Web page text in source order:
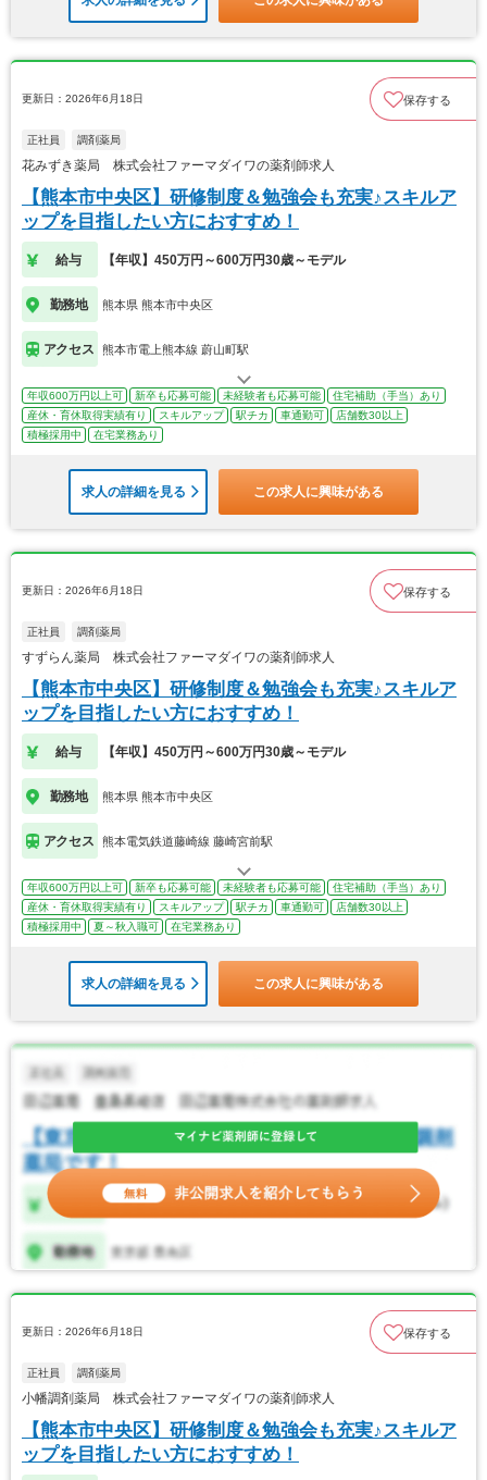
更新日：2026年6月18日 保存する
正社員 調剤薬局
花みずき薬局 株式会社ファーマダイワの薬剤師求人
【熊本市中央区】研修制度＆勉強会も充実♪スキルア
ップを目指したい方におすすめ！
給与 【年収】450万円～600万円30歳～モデル
勤務地 熊本県 熊本市中央区
アクセス 熊本市電上熊本線 蔚山町駅
年収600万円以上可 新卒も応募可能 未経験者も応募可能
住宅補助（手当）あり
産休・育休取得実績有り
スキルアップ 駅チカ 車通勤可
店舗数30以上
積極採用中
在宅業務あり
求人の詳細を見る この求人に興味がある
更新日：2026年6月18日 保存する
正社員 調剤薬局
すずらん薬局 株式会社ファーマダイワの薬剤師求人
【熊本市中央区】研修制度＆勉強会も充実♪スキルア
ップを目指したい方におすすめ！
給与 【年収】450万円～600万円30歳～モデル
勤務地 熊本県 熊本市中央区
アクセス 熊本電気鉄道藤崎線 藤崎宮前駅
年収600万円以上可 新卒も応募可能 未経験者も応募可能
住宅補助（手当）あり
産休・育休取得実績有り
スキルアップ 駅チカ 車通勤可
店舗数30以上
積極採用中
夏～秋入職可 在宅業務あり
求人の詳細を見る この求人に興味がある
更新日：2026年6月18日 保存する
正社員 調剤薬局
小幡調剤薬局 株式会社ファーマダイワの薬剤師求人
【熊本市中央区】研修制度＆勉強会も充実♪スキルア
ップを目指したい方におすすめ！